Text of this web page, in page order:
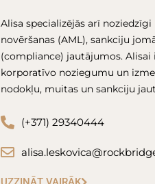
Alisa specializējās arī
novēršanas (AML), sankciju
(compliance) jautājumos.
korporatīvo noziegumu un
nodokļu, muitas un sankciju
(+371) 29340444